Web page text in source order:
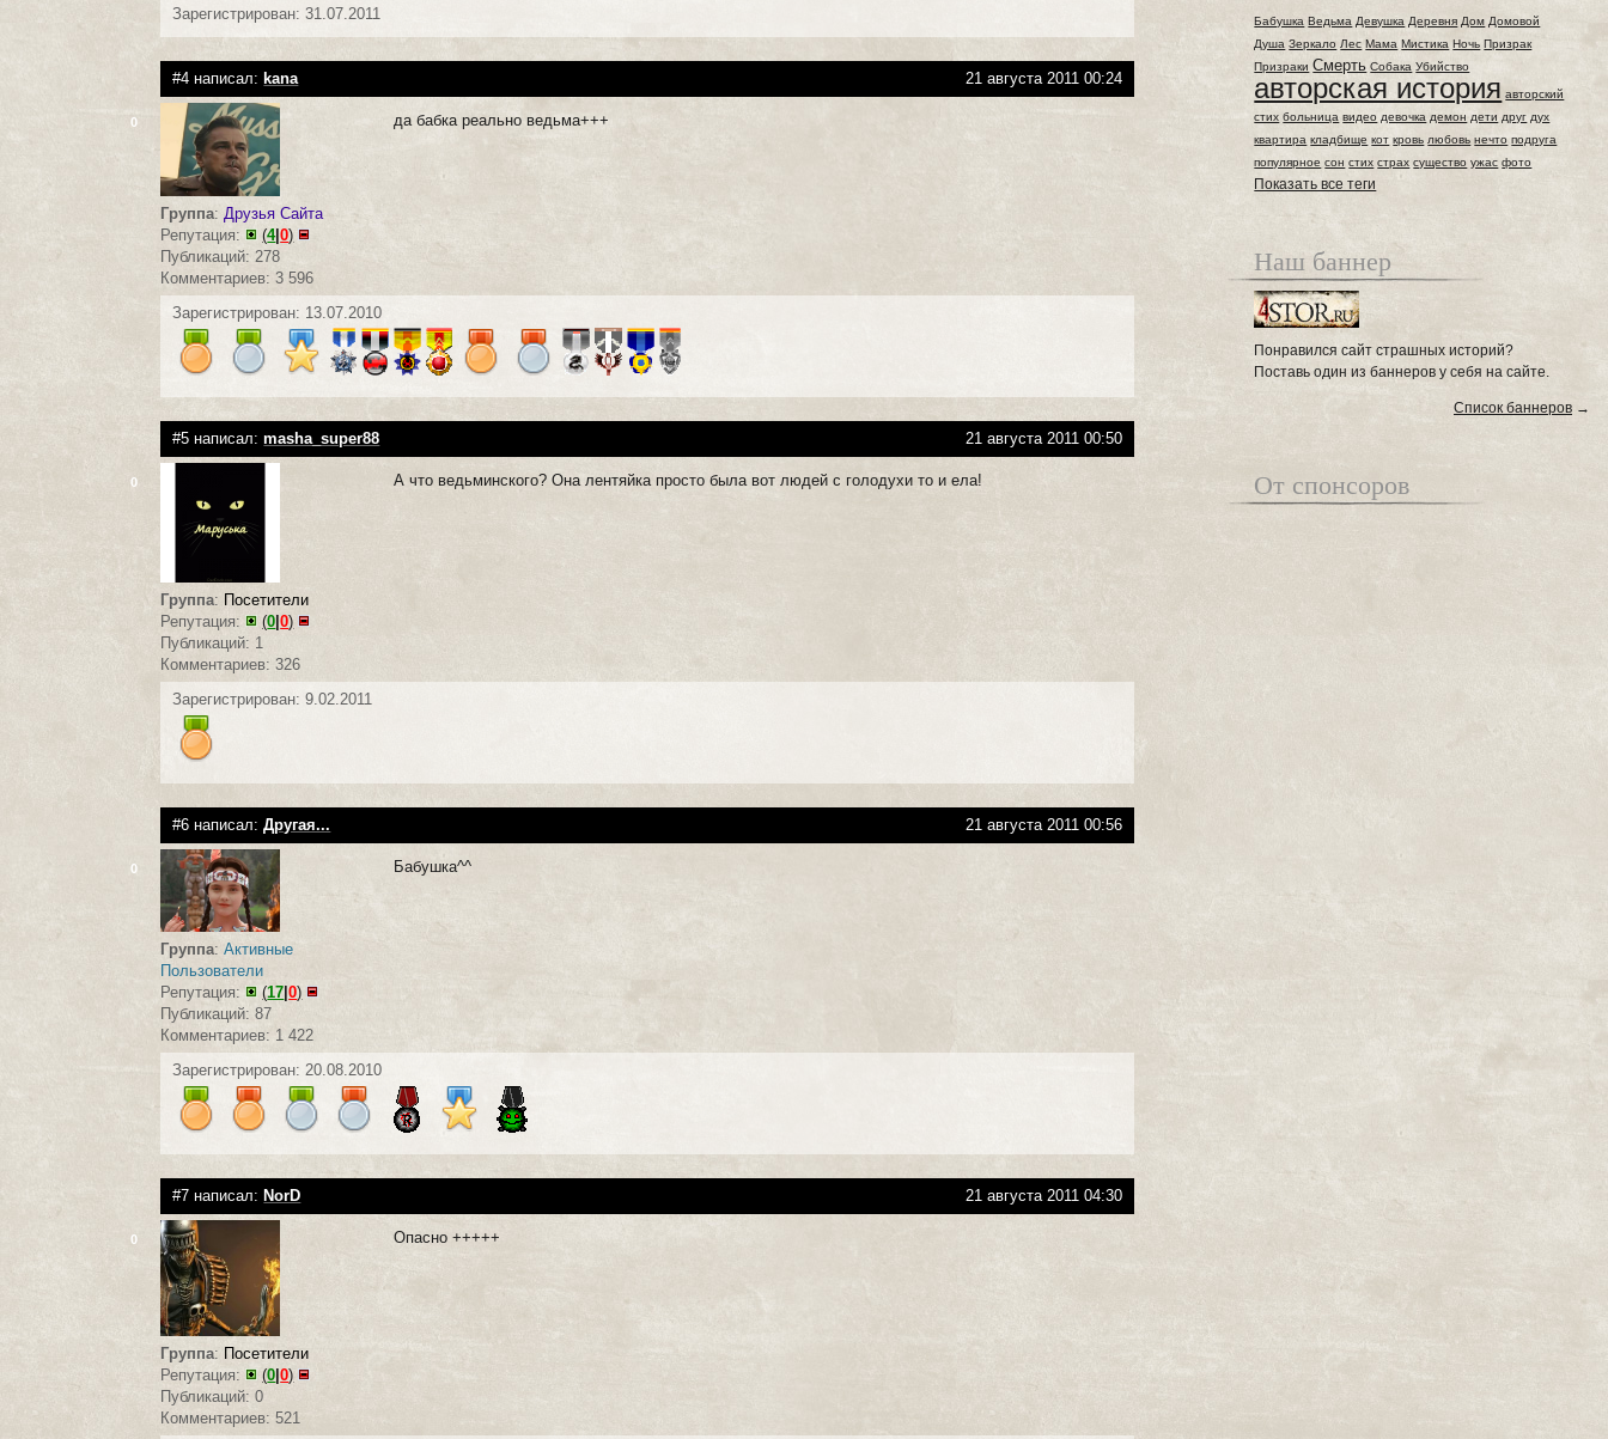
Зарегистрирован: 31.07.2011
#4 написал:kana 21 августа 2011 00:24
0
Группа: Друзья Сайта
Репутация:
(4|0)
Публикаций: 278
Комментариев: 3 596
да бабка реально ведьма+++
Зарегистрирован: 13.07.2010
#5 написал:masha_super88 21 августа 2011 00:50
0
Группа: Посетители
Репутация:
(0 |0)
Публикаций: 1
Комментариев: 326
А что ведьминского? Она лентяйка просто была вот людей с голодухи то и ела!
Зарегистрирован: 9.02.2011
#6 написал:Другая... 21 августа 2011 00:56
0
Группа:Активные
Пользователи
Репутация:
(17 |0)
Публикаций: 87
Комментариев: 1 422
Бабушка^^
Зарегистрирован: 20.08.2010
#7 написал: NorD 21 августа 2011 04:30
0
Группа: Посетители
Репутация:
(0 |0)
Публикаций: 0
Комментариев: 521
Опасно +++++
Бабушка Ведьма Девушка Деревня Дом Домовой
Душа Зеркало Лес Мама Мистика Ночь Призрак
Призраки Смерть Собака Убийство
авторская история авторский
стих больница видео девочка демон дети друг дух
квартира кладбище кот кровь любовь нечто подруга
популярное сон стих страх существо ужас фото
Показать все теги
Наш баннер
Понравился сайт страшных историй?
Поставь один из баннеров у себя на сайте.
Список баннеров →
От спонсоров